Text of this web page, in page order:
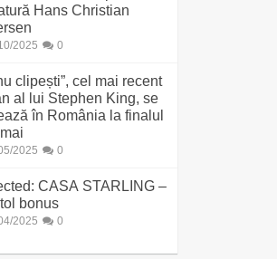
Hans Christian
2025 0
clipești”, cel mai recent
al lui Stephen King, se
în România la finalul
2025 0
CASA STARLING –
bonus
2025 0